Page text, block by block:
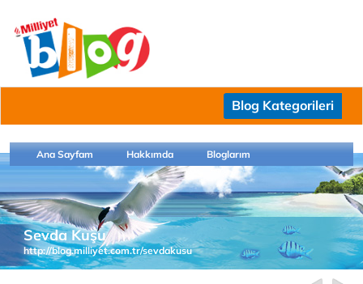
Blog Kategorileri
Ana Sayfam Hakkımda Bloglarım
Sevda Kuşu
http://blog.milliyet.com.tr/sevdakusu